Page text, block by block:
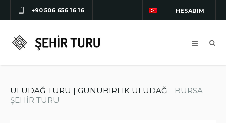
+90 506 656 16 16 HESABIM
ULUDAĞ TURU | GÜNÜBIRLIK ULUDAĞ - BURSA
ŞEHİR TURU